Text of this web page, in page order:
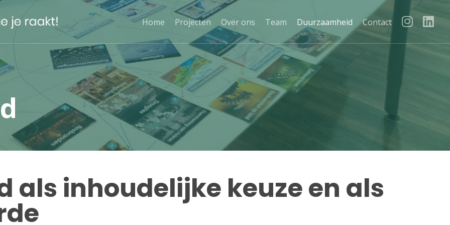
Home Projecten Over ons Team Duurzaamheid Contact
als inhoudelijke keuze en als